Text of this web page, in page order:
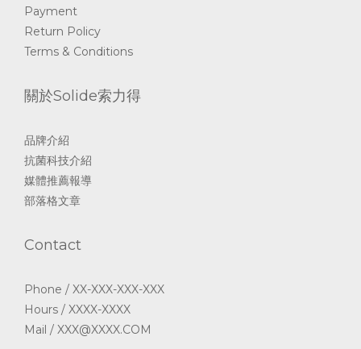
Payment
Return Policy
Terms & Conditions
關於Solide索力得
品牌介紹
抗菌科技介紹
媒體推薦報導
部落格文章
Contact
Phone / XX-XXX-XXX-XXX
Hours / XXXX-XXXX
Mail / XXX@XXXX.COM